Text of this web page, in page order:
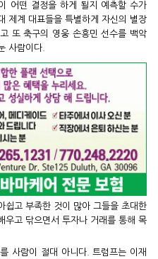
어떤 결정을 하게 될지 예측할 수가
제계 대표들을 특별하게 자신의 별장
또 축구의 영웅 손흥민 선수를 백악
사람이다.
쉽고 부족한 것이 많아 그들을 초대한
우고 닦으면서 투자나 거래를 통해 목
사람이 절대 아니다. 트럼프는 이재